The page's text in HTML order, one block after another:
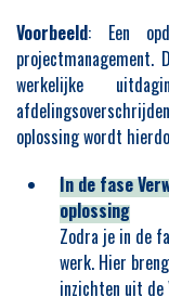
Voorbeeld: Een
werkelijke
oplossing wordt
In de fase
oplossing
Zodra je in de
werk. Hier
inzichten uit de